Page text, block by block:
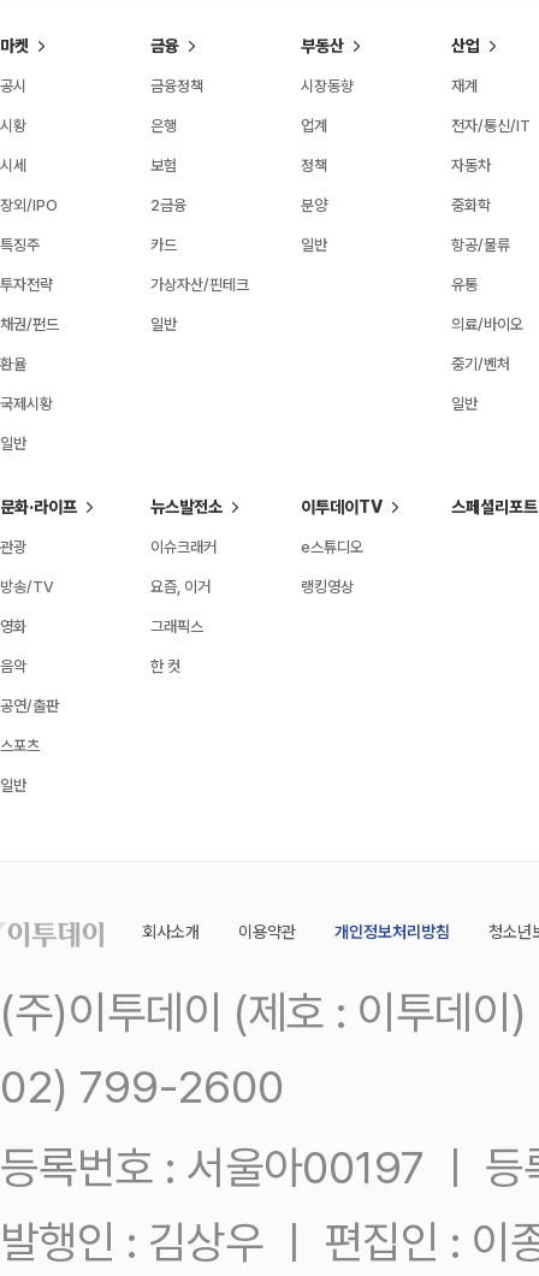
마켓
공시
시황
시세
장외/IPO
특징주
투자전략
채권/펀드
환율
국제시황
일반
금융
금융정책
은행
보험
2금융
카드
가상자산/핀테크
일반
부동산
시장동향
업계
정책
분양
일반
산업
재계
전자/통신/IT
자동차
중화학
항공/물류
유통
의료/바이오
중기/벤처
일반
문화·라이프
관광
방송/TV
영화
음악
공연/출판
스포츠
일반
뉴스발전소
이슈크래커
요즘, 이거
그래픽스
한 컷
이투데이TV
e스튜디오
랭킹영상
스페셜리포트
회사소개 이용약관 개인정보처리방침 청소년
(주)이투데이 (제호 : 이투데
02) 799-2600
등록번호 : 서울아00197 ㅣ
발행인 : 김상우 ㅣ 편집인 : 이